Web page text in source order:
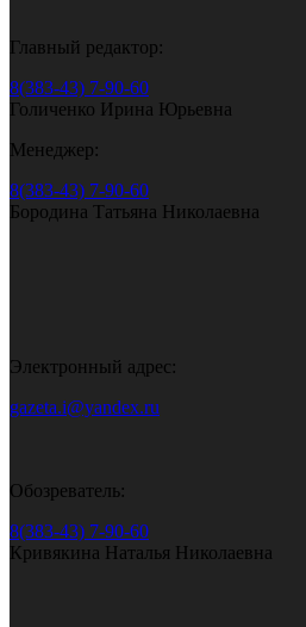
Главный редактор:
8(383-43) 7-90-60
Голиченко Ирина Юрьевна
Менеджер:
8(383-43) 7-90-60
Бородина Татьяна Николаевна
Электронный адрес:
gazeta.i@yandex.ru
Обозреватель:
8(383-43) 7-90-60
Кривякина Наталья Николаевна